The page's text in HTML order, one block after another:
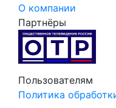
О компании
Партнёры
Пользователям
Политика